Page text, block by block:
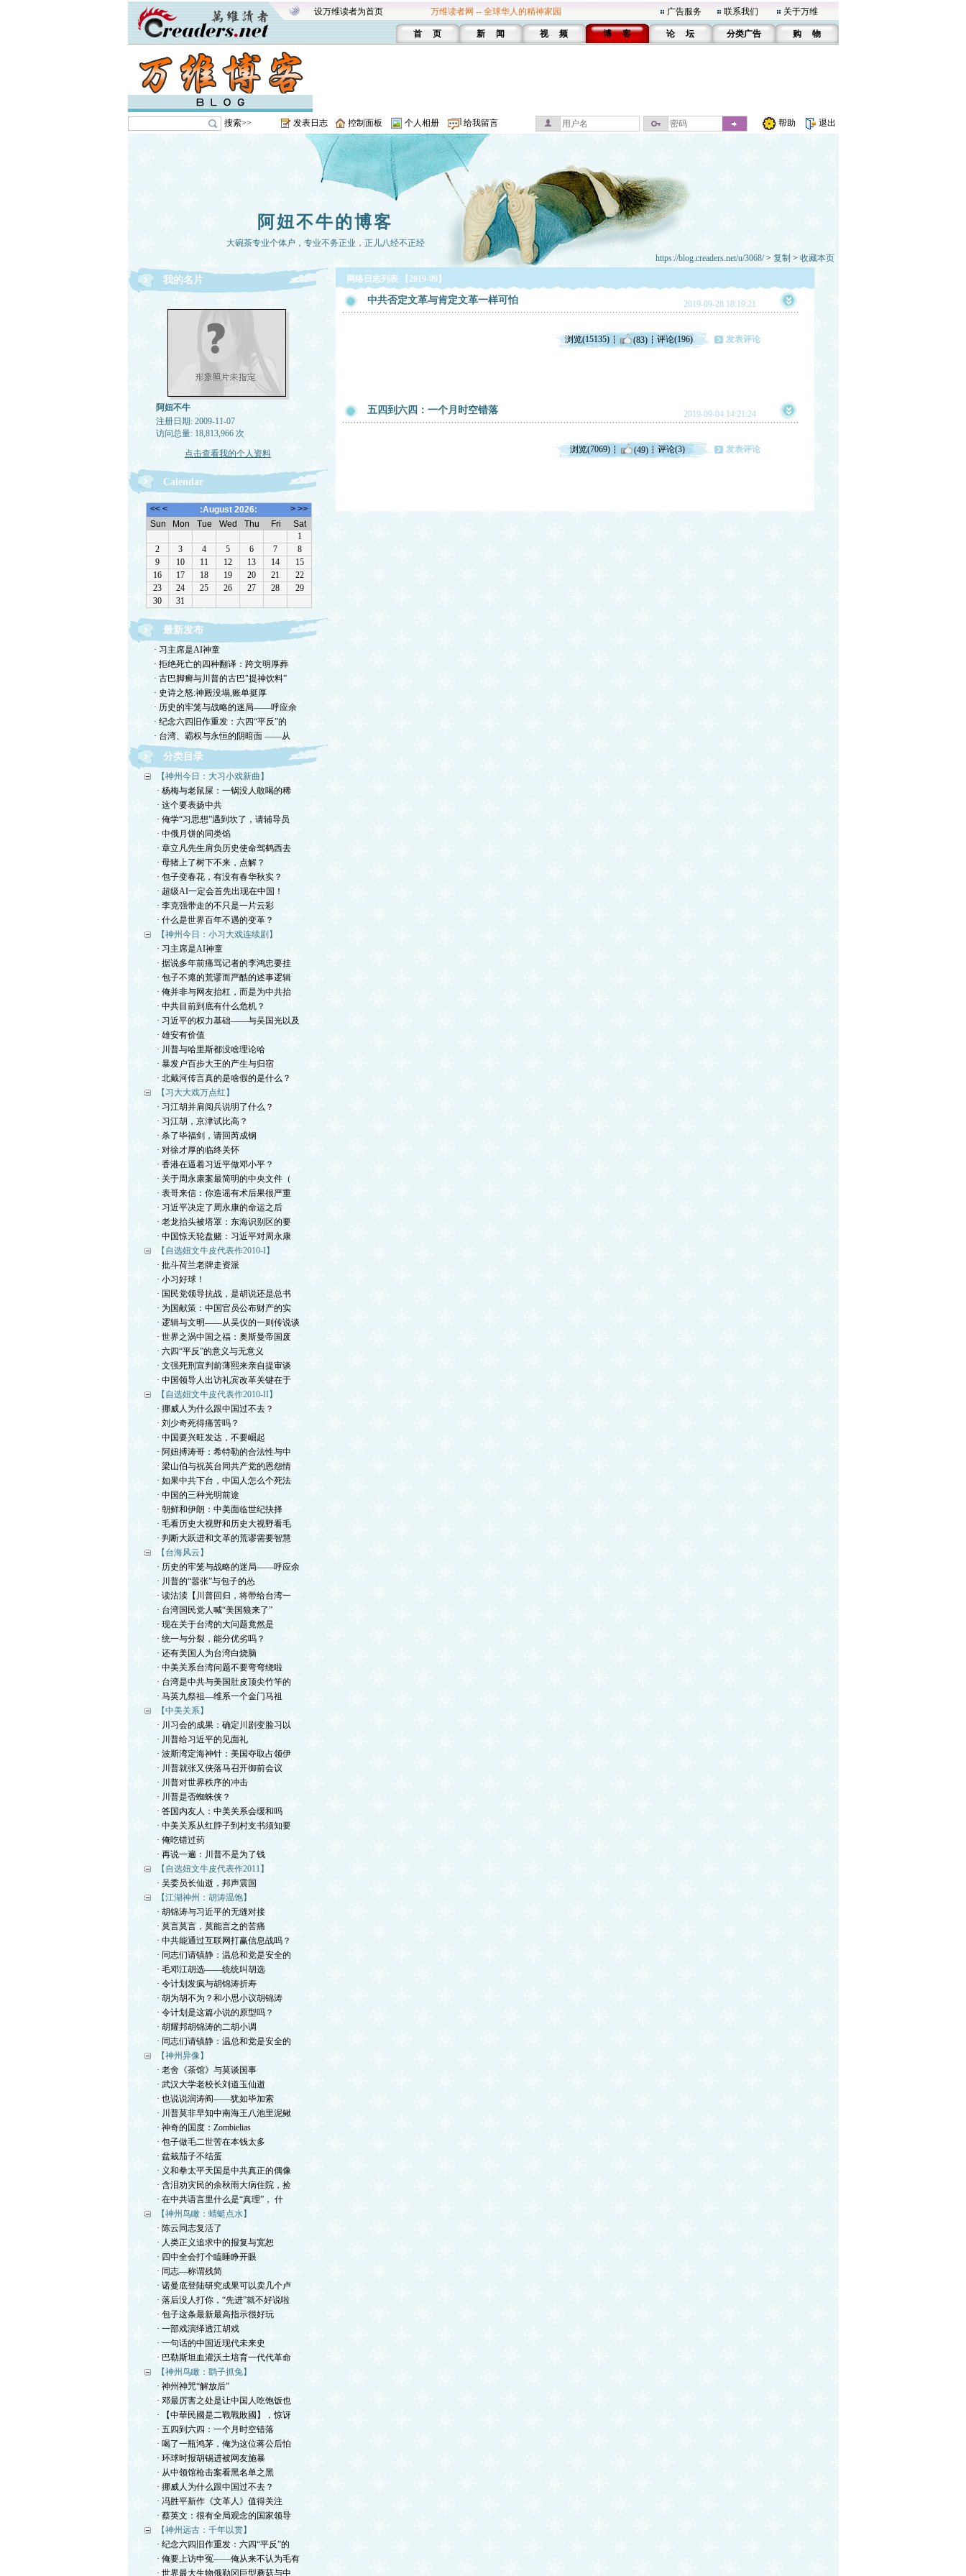
设万维读者为首页 万维读者网 -- 全球华人的精神家园 广告服务 联系我们 关于万维
首 页 新 闻 视 频 博 客 论 坛 分类广告 购 物
搜索>> 发表日志 控制面板 个人相册 给我留言 帮助 退出
阿妞不牛的博客
大碗茶专业个体户，专业不务正业，正儿八经不正经
https://blog.creaders.net/u/3068/> 复制 > 收藏本页
我的名片
阿妞不牛
注册日期: 2009-11-07
访问总量: 18,813,966 次
点击查看我的个人资料
Calendar
最新发布
· 习主席是AI神童
· 拒绝死亡的四种翻译：跨文明厚葬
· 古巴脚癣与川普的古巴"提神饮料”
· 史诗之怒:神殿没塌,账单挺厚
· 历史的牢笼与战略的迷局——呼应余
· 纪念六四旧作重发：六四“平反”的
· 台湾、霸权与永恒的阴暗面 ——从
分类目录
【神州今日：大习小戏新曲】
· 杨梅与老鼠屎：一锅没人敢喝的稀
· 这个要表扬中共
· 俺学“习思想”遇到坎了，请辅导员
· 中俄月饼的同类馅
· 章立凡先生肩负历史使命驾鹤西去
· 母猪上了树下不来，点解？
· 包子变春花，有没有春华秋实？
· 超级AI一定会首先出现在中国！
· 李克强带走的不只是一片云彩
· 什么是世界百年不遇的变革？
【神州今日：小习大戏连续剧】
· 习主席是AI神童
· 据说多年前痛骂记者的李鸿忠要挂
· 包子不瘪的荒谬而严酷的述事逻辑
· 俺并非与网友抬杠，而是为中共抬
· 中共目前到底有什么危机？
· 习近平的权力基础——与吴国光以及
· 雄安有价值
· 川普与哈里斯都没啥理论哈
· 暴发户百步大王的产生与归宿
· 北戴河传言真的是啥假的是什么？
【习大大戏万点红】
· 习江胡并肩阅兵说明了什么？
· 习江胡，京津试比高？
· 杀了毕福剑，请回芮成钢
· 对徐才厚的临终关怀
· 香港在逼着习近平做邓小平？
· 关于周永康案最简明的中央文件（
· 表哥来信：你造谣有术后果很严重
· 习近平决定了周永康的命运之后
· 老龙抬头被塔罩：东海识别区的要
· 中国惊天轮盘赌：习近平对周永康
【自选妞文牛皮代表作2010-I】
· 批斗荷兰老牌走资派
· 小习好球！
· 国民党领导抗战，是胡说还是总书
· 为国献策：中国官员公布财产的实
· 逻辑与文明——从吴仪的一则传说谈
· 世界之涡中国之福：奥斯曼帝国废
· 六四“平反”的意义与无意义
· 文强死刑宣判前薄熙来亲自提审谈
· 中国领导人出访礼宾改革关键在于
【自选妞文牛皮代表作2010-II】
· 挪威人为什么跟中国过不去？
· 刘少奇死得痛苦吗？
· 中国要兴旺发达，不要崛起
· 阿妞搏涛哥：希特勒的合法性与中
· 梁山伯与祝英台同共产党的恩怨情
· 如果中共下台，中国人怎么个死法
· 中国的三种光明前途
· 朝鲜和伊朗：中美面临世纪抉择
· 毛看历史大视野和历史大视野看毛
· 判断大跃进和文革的荒谬需要智慧
【台海风云】
· 历史的牢笼与战略的迷局——呼应余
· 川普的“嚣张”与包子的怂
· 读沽渎【川普回归，将带给台湾一
· 台湾国民党人喊“美国狼来了”
· 现在关于台湾的大问题竟然是
· 统一与分裂，能分优劣吗？
· 还有美国人为台湾白烧脑
· 中美关系台湾问题不要弯弯绕啦
· 台湾是中共与美国肚皮顶尖竹竿的
· 马英九祭祖—维系一个金门马祖
【中美关系】
· 川习会的成果：确定川剧变脸习以
· 川普给习近平的见面礼
· 波斯湾定海神针：美国夺取占领伊
· 川普就张又侠落马召开御前会议
· 川普对世界秩序的冲击
· 川普是否蜘蛛侠？
· 答国内友人：中美关系会缓和吗
· 中美关系从红脖子到村支书须知要
· 俺吃错过药
· 再说一遍：川普不是为了钱
【自选妞文牛皮代表作2011】
· 吴委员长仙逝，邦声震国
【江湖神州：胡涛温饱】
· 胡锦涛与习近平的无缝对接
· 莫言莫言，莫能言之的苦痛
· 中共能通过互联网打赢信息战吗？
· 同志们请镇静：温总和党是安全的
· 毛邓江胡选——统统叫胡选
· 令计划发疯与胡锦涛折寿
· 胡为胡不为？和小思小议胡锦涛
· 令计划是这篇小说的原型吗？
· 胡耀邦胡锦涛的二胡小调
· 同志们请镇静：温总和党是安全的
【神州异像】
· 老舍《茶馆》与莫谈国事
· 武汉大学老校长刘道玉仙逝
· 也说说润涛阎——犹如毕加索
· 川普莫非早知中南海王八池里泥鳅
· 神奇的国度：Zombielias
· 包子做毛二世苦在本钱太多
· 盆栽茄子不结蛋
· 义和拳太平天国是中共真正的偶像
· 含泪劝灾民的余秋雨大病住院，捡
· 在中共语言里什么是“真理”， 什
【神州鸟瞰：蜻蜓点水】
· 陈云同志复活了
· 人类正义追求中的报复与宽恕
· 四中全会打个瞌睡睁开眼
· 同志—称谓残简
· 诺曼底登陆研究成果可以卖几个卢
· 落后没人打你，“先进”就不好说啦
· 包子这条最新最高指示很好玩
· 一部戏演绎透江胡戏
· 一句话的中国近现代未来史
· 巴勒斯坦血灌沃土培育一代代革命
【神州鸟瞰：鹞子抓兔】
· 神州神咒“解放后”
· 邓最厉害之处是让中国人吃饱饭也
· 【中華民國是二戰戰敗國】，惊讶
· 五四到六四：一个月时空错落
· 喝了一瓶鸿茅，俺为这位蒋公后怕
· 环球时报胡锡进被网友施暴
· 从中领馆枪击案看黑名单之黑
· 挪威人为什么跟中国过不去？
· 冯胜平新作《文革人》值得关注
· 蔡英文：很有全局观念的国家领导
【神州远古：千年以贯】
· 纪念六四旧作重发：六四“平反”的
· 俺要上访申冤——俺从来不认为毛有
· 世界最大生物俄勒冈巨型蘑菇与中
网络日志列表 【2019-09】
中共否定文革与肯定文革一样可怕 2019-09-28 18:19:21
浏览(15135) (83) 评论(196) 发表评论
五四到六四：一个月时空错落 2019-09-04 14:21:24
浏览(7069) (49) 评论(3) 发表评论